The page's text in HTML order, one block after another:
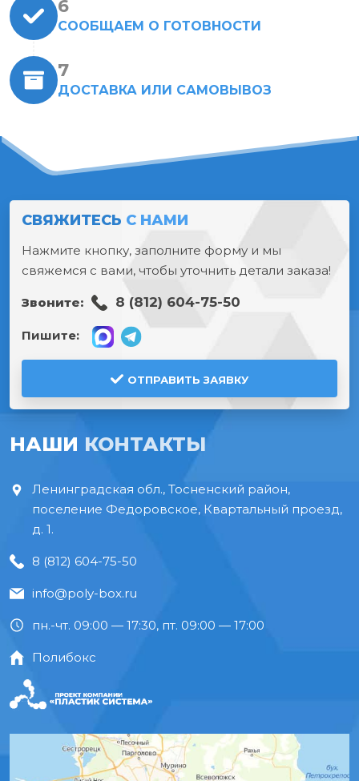
СООБЩАЕМ О ГОТОВНОСТИ
ДОСТАВКА ИЛИ САМОВЫВОЗ
СВЯЖИТЕСЬ С НАМИ
Нажмите кнопку, заполните форму и мы
свяжемся с вами, чтобы уточнить детали заказа!
Звоните: 8 (812) 604-75-50
Пишите:
ОТПРАВИТЬ ЗАЯВКУ
НАШИ КОНТАКТЫ
Ленинградская обл., Тосненский район,
поселение Федоровское, Квартальный проезд,
д. 1.
8 (812) 604-75-50
info@poly-box.ru
пн.-чт. 09:00 — 17:30, пт. 09:00 — 17:00
Полибокс